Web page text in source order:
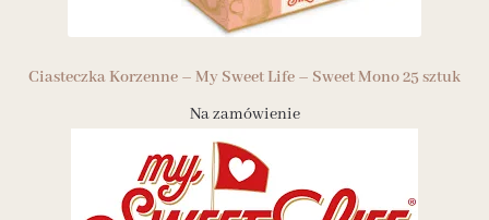
Ciasteczka Korzenne – My Sweet Life – Sweet Mono 25 sztuk
Na zamówienie